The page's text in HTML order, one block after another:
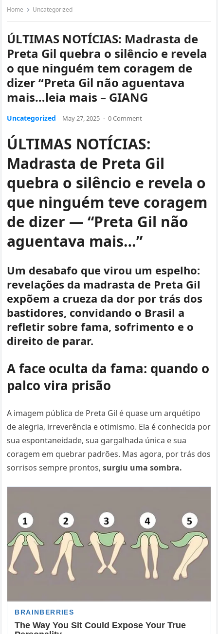
Home Uncategorized
ÚLTIMAS NOTÍCIAS: Madrasta de
Preta Gil quebra o silêncio e revela
o que ninguém tem coragem de
dizer “Preta Gil não aguentava
mais…leia mais – GIANG
Uncategorized May 27, 2025 · 0 Comment
ÚLTIMAS NOTÍCIAS:
Madrasta de Preta Gil
quebra o silêncio e revela o
que ninguém teve coragem
de dizer — “Preta Gil não
aguentava mais…”
Um desabafo que virou um espelho:
revelações da madrasta de Preta Gil
expõem a crueza da dor por trás dos
bastidores, convidando o Brasil a
refletir sobre fama, sofrimento e o
direito de parar.
A face oculta da fama: quando o
palco vira prisão
A imagem pública de Preta Gil é quase um arquétipo
de alegria, irreverência e otimismo. Ela é conhecida por
sua espontaneidade, sua gargalhada única e sua
coragem em quebrar padrões. Mas agora, por trás dos
sorrisos sempre prontos,surgiu uma sombra.